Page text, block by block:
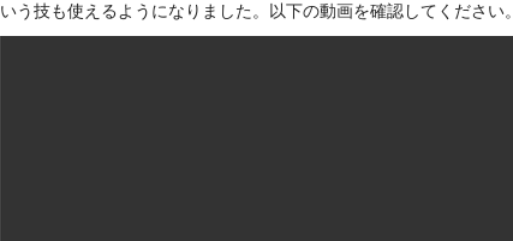
いう技も使えるようになりました。以下の動画を確認してください。